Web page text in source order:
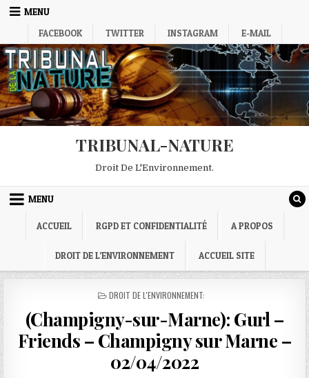
Skip
MENU
FACEBOOK
TWITTER INSTAGRAM E-MAIL
TRIBUNAL-NATURE
Droit De L'Environnement.
MENU
ACCUEIL RGPD ET CONFIDENTIALITÉ A PROPOS
DROIT DE L’ENVIRONNEMENT ACCUEIL SITE
POSTED
DROIT DE L'ENVIRONNEMENT:
(Champigny-sur-Marne): Gurl –
Friends – Champigny sur Marne –
02/04/2022